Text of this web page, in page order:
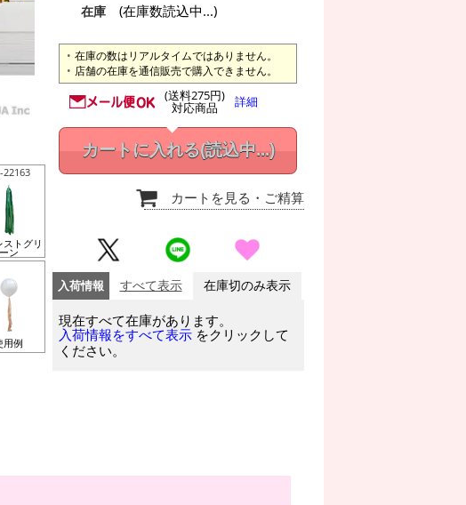
22163
ストグリ
ーン
用例
在庫
(在庫数読込中...)
在庫の数はリアルタイムではありません。
店舗の在庫を通信販売で購入できません。
(送料275円)
対応商品 詳細
カートに入れる(読込中...)
カートを見る ・ご精算
入荷情報 すべて表示 在庫切のみ表示
現在すべて在庫があります。
入荷情報をすべて表示 をクリックして
ください。